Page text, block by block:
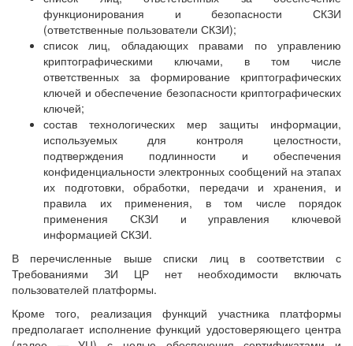
функционирования и безопасности СКЗИ
(ответственные пользователи СКЗИ);
список лиц, обладающих правами по управлению
криптографическими ключами, в том числе
ответственных за формирование криптографических
ключей и обеспечение безопасности криптографических
ключей;
состав технологических мер защиты информации,
используемых для контроля целостности,
подтверждения подлинности и обеспечения
конфиденциальности электронных сообщений на этапах
их подготовки, обработки, передачи и хранения, и
правила их применения, в том числе порядок
применения СКЗИ и управления ключевой
информацией СКЗИ.
В перечисленные выше списки лиц в соответствии с
Требованиями ЗИ ЦР нет необходимости включать
пользователей платформы.
Кроме того, реализация функций участника платформы
предполагает исполнение функций удостоверяющего центра